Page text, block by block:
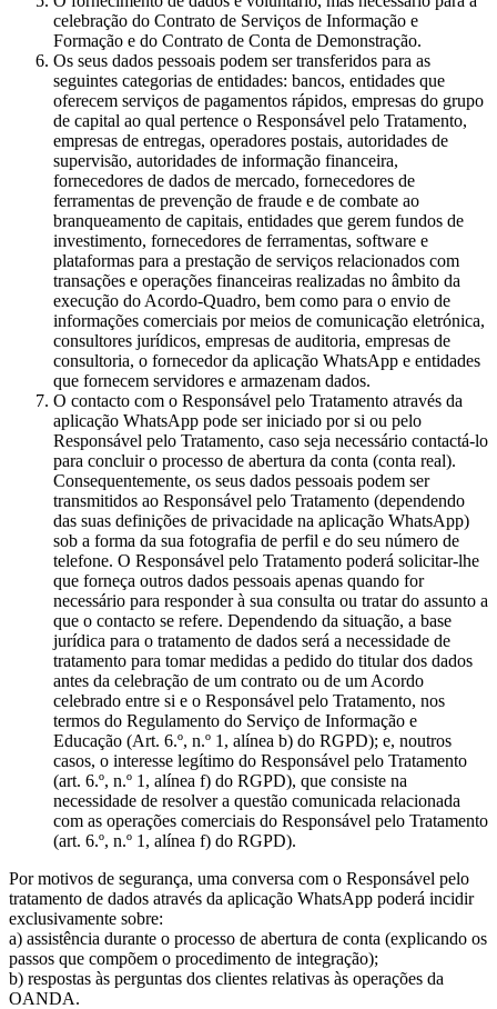
celebração do Contrato de Serviços de Informação e
Formação e do Contrato de Conta de Demonstração.
Os seus dados pessoais podem ser transferidos para as
seguintes categorias de entidades: bancos, entidades que
oferecem serviços de pagamentos rápidos, empresas do grupo
de capital ao qual pertence o Responsável pelo Tratamento,
empresas de entregas, operadores postais, autoridades de
supervisão, autoridades de informação financeira,
fornecedores de dados de mercado, fornecedores de
ferramentas de prevenção de fraude e de combate ao
branqueamento de capitais, entidades que gerem fundos de
investimento, fornecedores de ferramentas, software e
plataformas para a prestação de serviços relacionados com
transações e operações financeiras realizadas no âmbito da
execução do Acordo-Quadro, bem como para o envio de
informações comerciais por meios de comunicação eletrónica,
consultores jurídicos, empresas de auditoria, empresas de
consultoria, o fornecedor da aplicação WhatsApp e entidades
que fornecem servidores e armazenam dados.
O contacto com o Responsável pelo Tratamento através da
aplicação WhatsApp pode ser iniciado por si ou pelo
Responsável pelo Tratamento, caso seja necessário contactá-lo
para concluir o processo de abertura da conta (conta real).
Consequentemente, os seus dados pessoais podem ser
transmitidos ao Responsável pelo Tratamento (dependendo
das suas definições de privacidade na aplicação WhatsApp)
sob a forma da sua fotografia de perfil e do seu número de
telefone. O Responsável pelo Tratamento poderá solicitar-lhe
que forneça outros dados pessoais apenas quando for
necessário para responder à sua consulta ou tratar do assunto a
que o contacto se refere. Dependendo da situação, a base
jurídica para o tratamento de dados será a necessidade de
tratamento para tomar medidas a pedido do titular dos dados
antes da celebração de um contrato ou de um Acordo
celebrado entre si e o Responsável pelo Tratamento, nos
termos do Regulamento do Serviço de Informação e
Educação (Art. 6.º, n.º 1, alínea b) do RGPD); e, noutros
casos, o interesse legítimo do Responsável pelo Tratamento
(art. 6.º, n.º 1, alínea f) do RGPD), que consiste na
necessidade de resolver a questão comunicada relacionada
com as operações comerciais do Responsável pelo Tratamento
(art. 6.º, n.º 1, alínea f) do RGPD).
Por motivos de segurança, uma conversa com o Responsável pelo
tratamento de dados através da aplicação WhatsApp poderá incidir
exclusivamente sobre:
a) assistência durante o processo de abertura de conta (explicando os
passos que compõem o procedimento de integração);
b) respostas às perguntas dos clientes relativas às operações da
OANDA.